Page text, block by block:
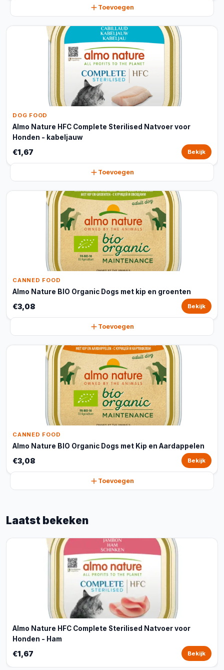
Toevoegen
DOG FOOD
Almo Nature HFC Complete Sterilised Natvoer voor
Honden - kabeljauw
€1,67 Bekijk
Toevoegen
CANNED FOOD
Almo Nature BIO Organic Dogs met kip en groenten
€3,08 Bekijk
Toevoegen
CANNED FOOD
Almo Nature BIO Organic Dogs met Kip en Aardappelen
€3,08 Bekijk
Toevoegen
Laatst bekeken
Almo Nature HFC Complete Sterilised Natvoer voor
Honden - Ham
€1,67 Bekijk